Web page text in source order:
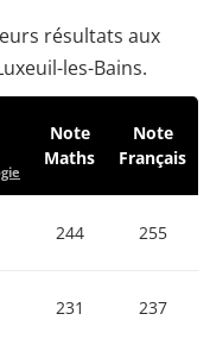
résultats aux
les-Bains.
Note
Maths
Note
Français
244 255
231 237